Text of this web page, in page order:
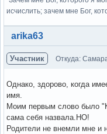
исчислить; зачем мне Бог,
Вне форума
arika63
Участник Откуда:
Однако, здорово, когда
имя.
Моим первым слово было
сама себя назвала.НО!
Родители не внемли мне и